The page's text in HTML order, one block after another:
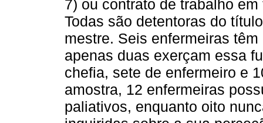
7) ou contrato de trabalho
Todas são detentoras do
mestre. Seis enfermeiras
apenas duas exerçam essa
chefia, sete de enfermeiro e
amostra, 12 enfermeiras
paliativos, enquanto oito